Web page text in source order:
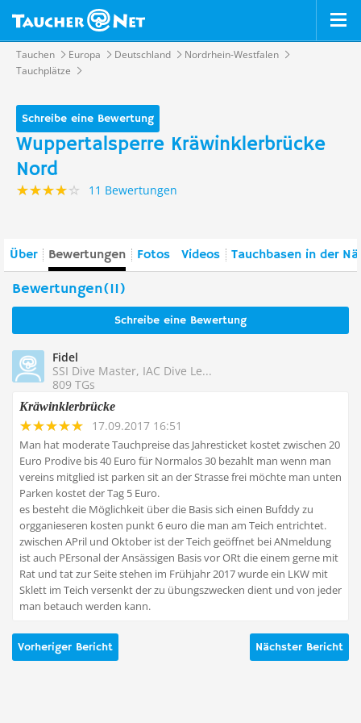
Tauchen Europa Deutschland
Nordrhein-Westfalen
Tauchplätze
Schreibe eine Bewertung
Wuppertalsperre Kräwinklerbrücke
Nord
11 Bewertungen
Über Bewertungen Fotos Videos Tauchbasen in der
Bewertungen(11)
Schreibe eine Bewertung
Fidel
SSI Dive Master, IAC Dive Le...
809 TGs
Kräwinklerbrücke
17.09.2017 16:51
Man hat moderate Tauchpreise das Jahresticket kostet zwischen 20
Euro Prodive bis 40 Euro für Normalos 30 bezahlt man wenn man
vereins mitglied ist parken sit an der Strasse frei möchte man unten
Parken kostet der Tag 5 Euro.
es besteht die Möglichkeit über die Basis sich einen Bufddy zu
orgganieseren kosten punkt 6 euro die man am Teich entrichtet.
zwischen APril und Oktober ist der Teich geöffnet bei ANmeldung
ist auch PErsonal der Ansässigen Basis vor ORt die einem gerne mit
Rat und tat zur Seite stehen im Frühjahr 2017 wurde ein LKW mit
Sklett im Teich versenkt der zu übungszwecken dient und von jeder
man betauch werden kann.
Nächster Bericht
Vorheriger Bericht